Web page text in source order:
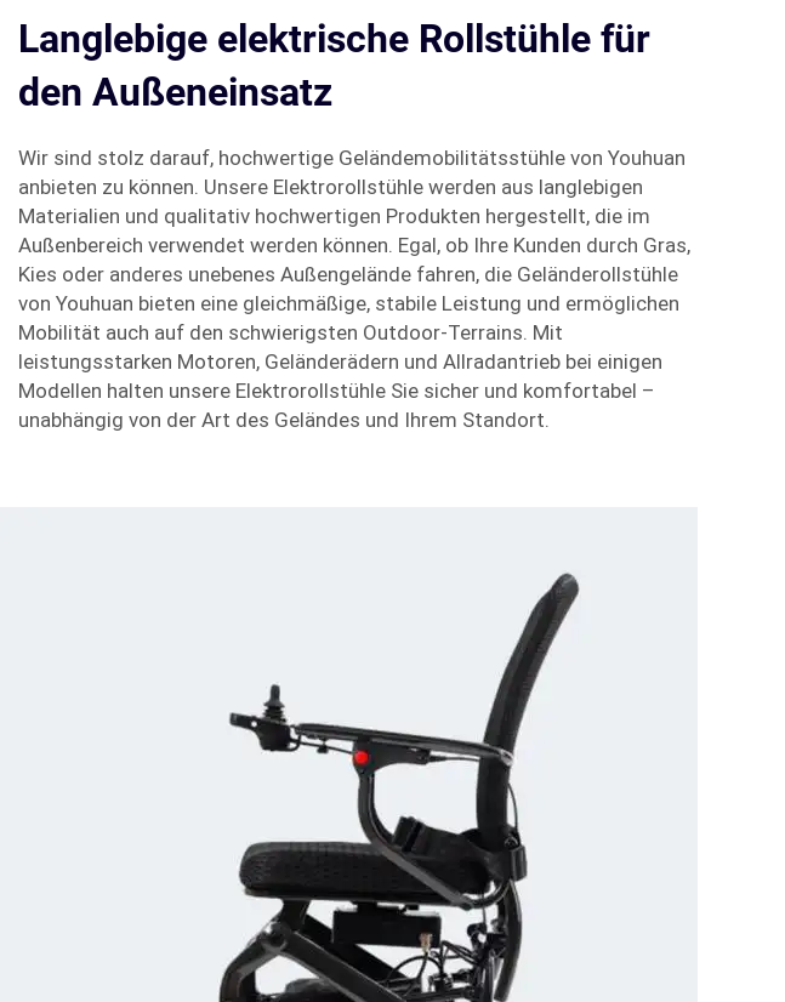
Langlebige elektrische Rollstühle für
den Außeneinsatz
Wir sind stolz darauf, hochwertige Geländemobilitätsstühle von Youhuan
anbieten zu können. Unsere Elektrorollstühle werden aus langlebigen
Materialien und qualitativ hochwertigen Produkten hergestellt, die im
Außenbereich verwendet werden können. Egal, ob Ihre Kunden durch Gras,
Kies oder anderes unebenes Außengelände fahren, die Geländerollstühle
von Youhuan bieten eine gleichmäßige, stabile Leistung und ermöglichen
Mobilität auch auf den schwierigsten Outdoor-Terrains. Mit
leistungsstarken Motoren, Geländerädern und Allradantrieb bei einigen
Modellen halten unsere Elektrorollstühle Sie sicher und komfortabel –
unabhängig von der Art des Geländes und Ihrem Standort.